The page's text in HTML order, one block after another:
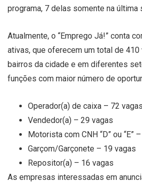
programa, 7 delas somente na última
Atualmente, o “Emprego Já!” conta
ativas, que oferecem um total de
bairros da cidade e em diferentes
funções com maior número de
Operador(a) de caixa – 72 vagas
Vendedor(a) – 29 vagas
Motorista com CNH “D” ou “E”
Garçom/Garçonete – 19 vagas
Repositor(a) – 16 vagas
As empresas interessadas em